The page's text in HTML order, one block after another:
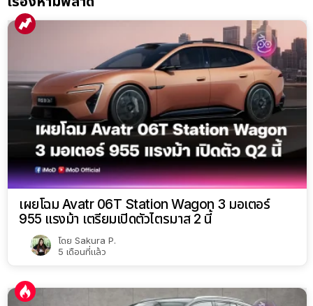
เผยโฉม Avatr 06T Station Wagon 3 มอเตอร์
955 แรงม้า เตรียมเปิดตัวไตรมาส 2 นี้
โดย Sakura P.
5 เดือนที่แล้ว